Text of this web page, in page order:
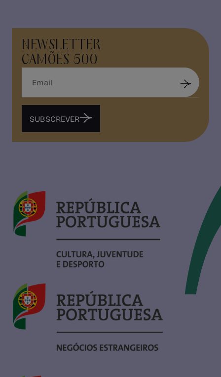
NEWSLETTER
CAMÕES 500
SUBSCREVER